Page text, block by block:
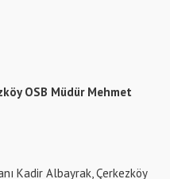
OSB Müdür Mehmet
Kadir Albayrak, Çerkezköy